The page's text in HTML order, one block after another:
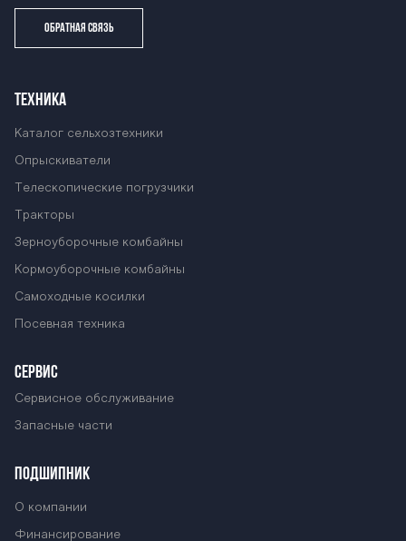
ОП-2000 ОП-20
00 ОП-2000 ОП
-2000 ОП-2000
ОП-2000 ОП-20
00 ОП-2000 ОП
-2000 ОП-2000
ОП-2000 ОП-20
ОБРАТНАЯ СВЯЗЬ
ТЕХНИКА
Каталог сельхозтехники
Опрыскиватели
Телескопические погрузчики
Тракторы
Зерноуборочные комбайны
Кормоуборочные комбайны
Самоходные косилки
Посевная техника
СЕРВИС
Сервисное обслуживание
Запасные части
ПОДШИПНИК
О компании
Финансирование